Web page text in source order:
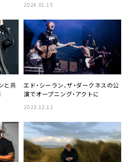
2024.01.15
と共
エド・シーラン、ザ・ダークネスの公
演でオープニング・アクトに
2023.12.12